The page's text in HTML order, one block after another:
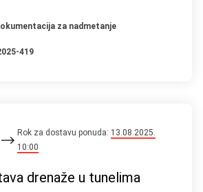
za nadmetanje
419
Rok za dostavu ponuda: 13.08.2025.
10:00
drenaže u tunelima